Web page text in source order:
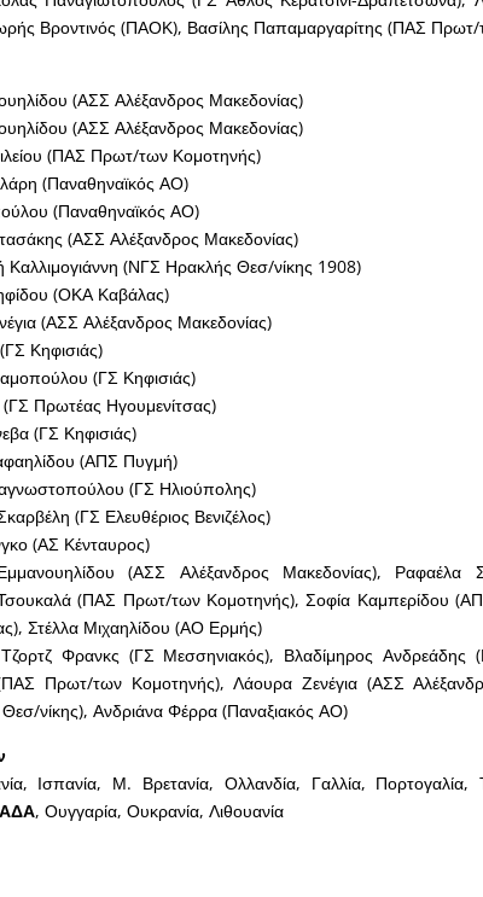
Βροντινός (ΠΑΟΚ), Βασίλης Παπαμαργαρίτης (ΠΑΣ Πρωτ/
(ΑΣΣ Αλέξανδρος Μακεδονίας)
(ΑΣΣ Αλέξανδρος Μακεδονίας)
(ΠΑΣ Πρωτ/των Κομοτηνής)
(Παναθηναϊκός ΑΟ)
(Παναθηναϊκός ΑΟ)
(ΑΣΣ Αλέξανδρος Μακεδονίας)
Καλλιμογιάννη (ΝΓΣ Ηρακλής Θεσ/νίκης 1908)
(ΟΚΑ Καβάλας)
(ΑΣΣ Αλέξανδρος Μακεδονίας)
Κηφισιάς)
(ΓΣ Κηφισιάς)
Πρωτέας Ηγουμενίτσας)
(ΓΣ Κηφισιάς)
(ΑΠΣ Πυγμή)
(ΓΣ Ηλιούπολης)
(ΓΣ Ελευθέριος Βενιζέλος)
(ΑΣ Κένταυρος)
(ΑΣΣ Αλέξανδρος Μακεδονίας), Ραφαέλα
(ΠΑΣ Πρωτ/των Κομοτηνής), Σοφία Καμπερίδου
Στέλλα Μιχαηλίδου (ΑΟ Ερμής)
Φρανκς (ΓΣ Μεσσηνιακός), Βλαδίμηρος Ανδρεάδης
Πρωτ/των Κομοτηνής), Λάουρα Ζενέγια (ΑΣΣ
Θεσ/νίκης), Ανδριάνα Φέρρα (Παναξιακός ΑΟ)
Ισπανία, Μ. Βρετανία, Ολλανδία, Γαλλία, Πορτογαλία,
, Ουγγαρία, Ουκρανία, Λιθουανία